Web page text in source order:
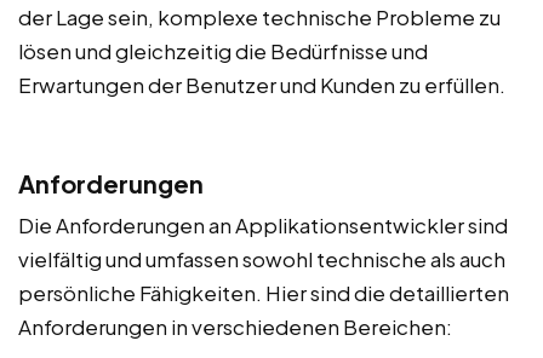
der Lage sein, komplexe technische Probleme zu
lösen und gleichzeitig die Bedürfnisse und
Erwartungen der Benutzer und Kunden zu erfüllen.
Anforderungen
Die Anforderungen an Applikationsentwickler sind
vielfältig und umfassen sowohl technische als auch
persönliche Fähigkeiten. Hier sind die detaillierten
Anforderungen in verschiedenen Bereichen: